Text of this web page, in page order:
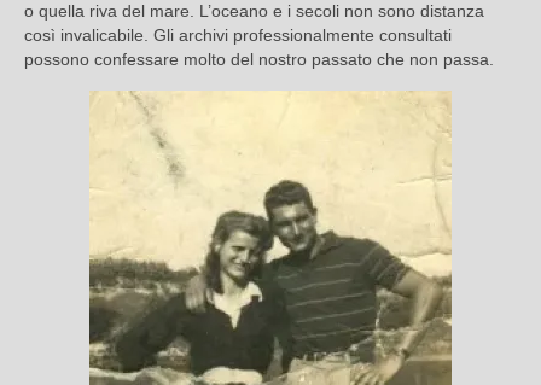
o quella riva del mare. L’oceano e i secoli non sono distanza
così invalicabile. Gli archivi professionalmente consultati
possono confessare molto del nostro passato che non passa.